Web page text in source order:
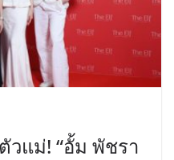
แม่! “อั้ม พัชรา